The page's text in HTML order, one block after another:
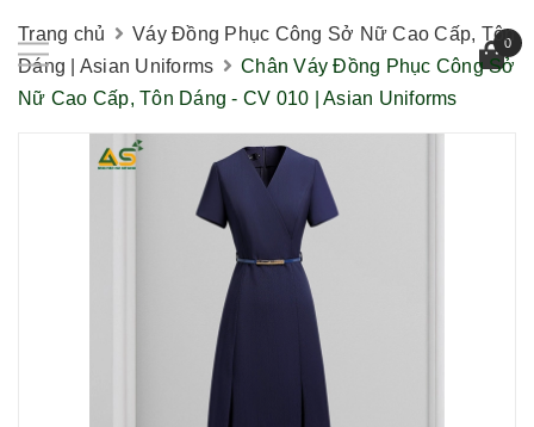
0
Trang chủ
Váy Đồng Phục Công Sở Nữ Cao Cấp, Tôn
Dáng | Asian Uniforms
Chân Váy Đồng Phục Công Sở
Nữ Cao Cấp, Tôn Dáng - CV 010 | Asian Uniforms